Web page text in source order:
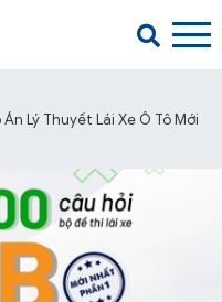
Lý Thuyết Lái Xe Ô Tô Mới